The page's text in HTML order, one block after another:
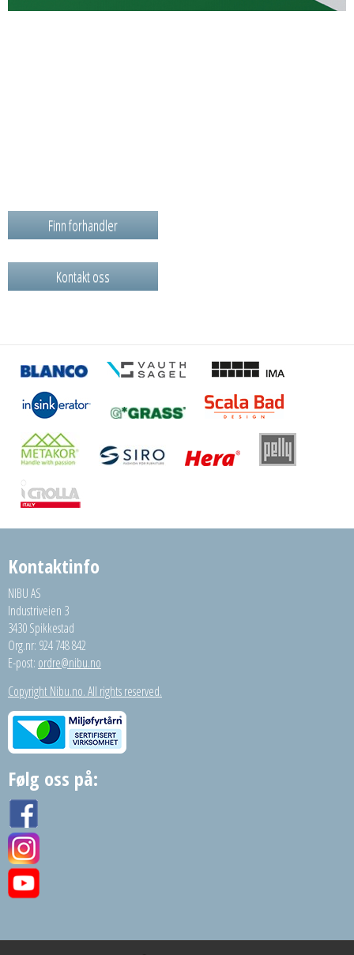
Finn forhandler
Kontakt oss
Kontaktinfo
NIBU AS
Industriveien 3
3430 Spikkestad
Org.nr: 924 748 842
E-post: ordre@nibu.no
Copyright Nibu.no. All rights reserved.
Følg oss på: